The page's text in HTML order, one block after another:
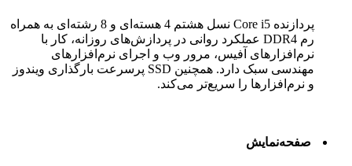
پردازنده Core i5 نسل هشتم 4 هسته‌ای و 8 رشته‌ای به همراه
رم DDR4 عملکرد روانی در پردازش‌های روزانه، کار با
نرم‌افزارهای آفیس، مرور وب و اجرای نرم‌افزارهای
مهندسی سبک دارد. همچنین SSD پرسرعت بارگذاری ویندوز
و نرم‌افزارها را سریع‌تر می‌کند.
صفحه‌نمایش